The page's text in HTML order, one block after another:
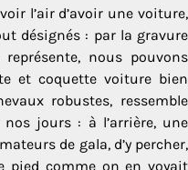
l’air d’avoir une voiture,
désignés : par la gravure
nous pouvons
et coquette voiture bien
robustes, ressemble
jours : à l’arrière, une
de gala, d’y percher,
pied comme on en voyait